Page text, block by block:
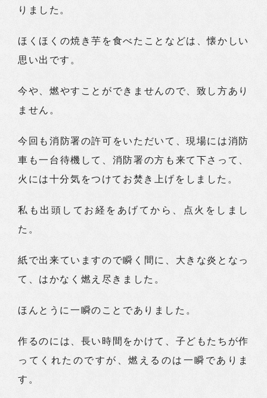
りました。
ほくほくの焼き芋を食べたことなどは、懐かしい
思い出です。
今や、燃やすことができませんので、致し方あり
ません。
今回も消防署の許可をいただいて、現場には消防
車も一台待機して、消防署の方も来て下さって、
火には十分気をつけてお焚き上げをしました。
私も出頭してお経をあげてから、点火をしまし
た。
紙で出来ていますので瞬く間に、大きな炎となっ
て、はかなく燃え尽きました。
ほんとうに一瞬のことでありました。
作るのには、長い時間をかけて、子どもたちが作
ってくれたのですが、燃えるのは一瞬でありま
す。